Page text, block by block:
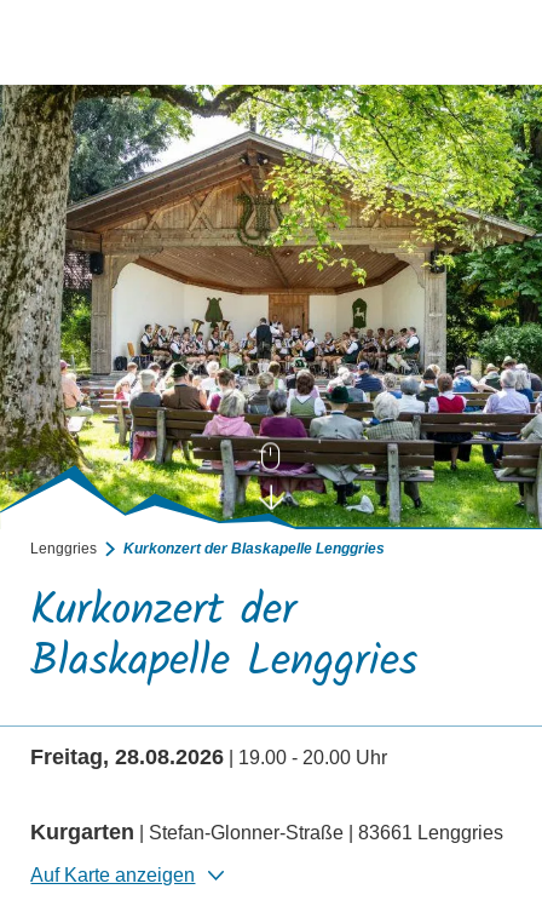
Lenggries Kurkonzert der Blaskapelle Lenggries
Kurkonzert der
Blaskapelle Lenggries
Freitag, 28.08.2026 | 19.00 - 20.00 Uhr
Kurgarten | Stefan-Glonner-Straße | 83661 Lenggries
Auf Karte anzeigen